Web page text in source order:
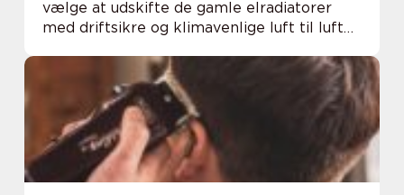
vælge at udskifte de gamle elradiatorer
med driftsikre og klimavenlige luft til luft
er langt mere energi...